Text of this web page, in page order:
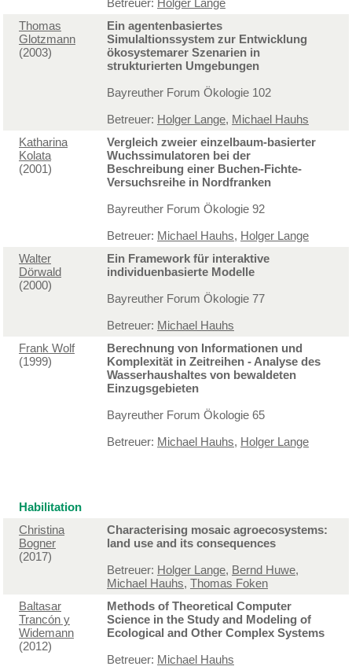
Thomas
Glotzmann
(2003)
Ein agentenbasiertes
Simulaltionssystem zur Entwicklung
ökosystemarer Szenarien in
strukturierten Umgebungen
Bayreuther Forum Ökologie 102
Betreuer: Holger Lange, Michael Hauhs
Katharina
Kolata
(2001)
Vergleich zweier einzelbaum-basierter
Wuchssimulatoren bei der
Beschreibung einer Buchen-Fichte-
Versuchsreihe in Nordfranken
Bayreuther Forum Ökologie 92
Betreuer: Michael Hauhs, Holger Lange
Walter
Dörwald
(2000)
Ein Framework für interaktive
individuenbasierte Modelle
Bayreuther Forum Ökologie 77
Betreuer: Michael Hauhs
Frank Wolf
(1999)
Berechnung von Informationen und
Komplexität in Zeitreihen - Analyse des
Wasserhaushaltes von bewaldeten
Einzugsgebieten
Bayreuther Forum Ökologie 65
Betreuer: Michael Hauhs, Holger Lange
Habilitation
Christina
Bogner
(2017)
Characterising mosaic agroecosystems:
land use and its consequences
Betreuer: Holger Lange, Bernd Huwe,
Michael Hauhs, Thomas Foken
Baltasar
Trancón y
Widemann
(2012)
Methods of Theoretical Computer
Science in the Study and Modeling of
Ecological and Other Complex Systems
Betreuer: Michael Hauhs